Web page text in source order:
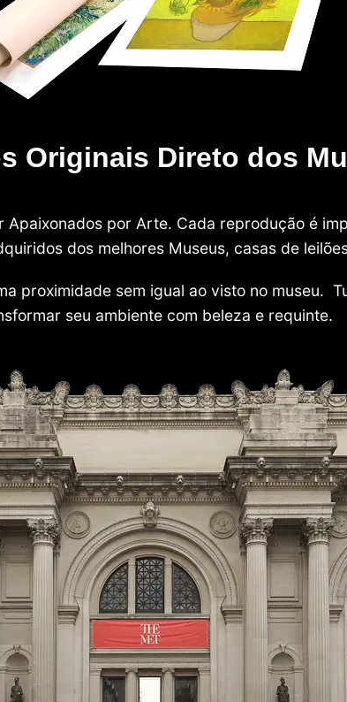
Originais Direto dos
Apaixonados por Arte. Cada reprodução é
dos melhores Museus, casas de
proximidade sem igual ao visto no museu.
seu ambiente com beleza e requinte.